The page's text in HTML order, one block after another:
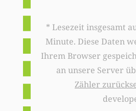
* Lesezeit insgesamt
Minute. Diese Daten
Ihrem Browser
an unsere Server
Zähler